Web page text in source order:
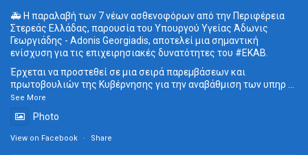
🚑 Η παραλαβή των 7 νέων ασθενοφόρων από την Περιφέρεια
Στερεάς Ελλάδας, παρουσία του Υπουργού Υγείας Άδωνις
Γεωργιάδης - Adonis Georgiadis, αποτελεί μια σημαντική
ενίσχυση για τις επιχειρησιακές δυνατότητες του #ΕΚΑΒ
Έρχεται να προστεθεί σε μια σειρά παρεμβάσεων και
πρωτοβουλιών της Κυβέρνησης για την αναβάθμιση των υπηρ
See More
Photo
View on Facebook · Share